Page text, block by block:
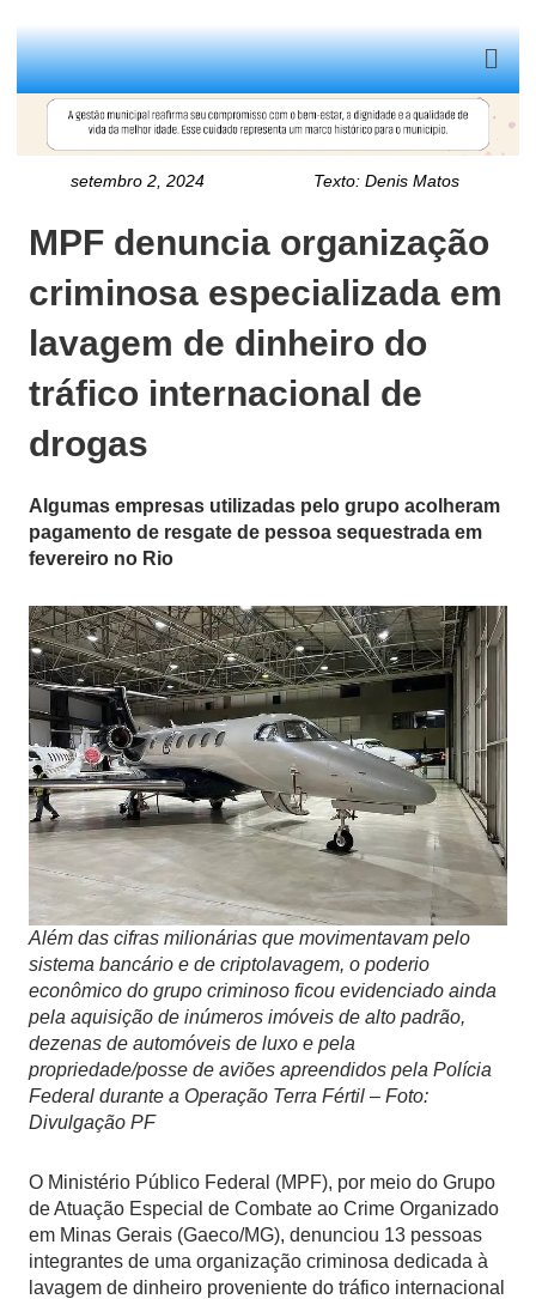
setembro 2, 2024 Texto:Denis Matos
MPF denuncia organização
criminosa especializada em
lavagem de dinheiro do
tráfico internacional de
drogas
Algumas empresas utilizadas pelo grupo acolheram
pagamento de resgate de pessoa sequestrada em
fevereiro no Rio
Além das cifras milionárias que movimentavam pelo
sistema bancário e de criptolavagem, o poderio
econômico do grupo criminoso ficou evidenciado ainda
pela aquisição de inúmeros imóveis de alto padrão,
dezenas de automóveis de luxo e pela
propriedade/posse de aviões apreendidos pela Polícia
Federal durante a Operação Terra Fértil – Foto:
Divulgação PF
O Ministério Público Federal (MPF), por meio do Grupo
de Atuação Especial de Combate ao Crime Organizado
em Minas Gerais (Gaeco/MG), denunciou 13 pessoas
integrantes de uma organização criminosa dedicada à
lavagem de dinheiro proveniente do tráfico internacional